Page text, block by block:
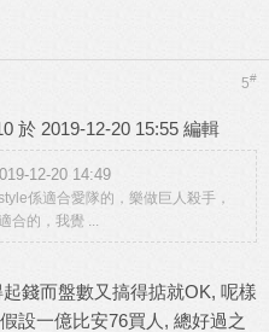
5#
於 2019-12-20 15:55 編輯
12-20 14:49
係適合愛隊的，樂做巨人殺手，
合的，我覺 ...
錢而盤數又搞得掂就OK, 呢樣
設一億比安76買人, 總好過之